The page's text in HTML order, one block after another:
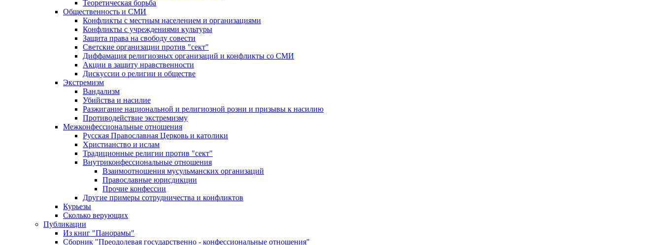
Теоретическая борьба
Общественность и СМИ
Конфликты с местным населением и организациями
Конфликты с учреждениями культуры
Защита права на свободу совести
Светские организации против "сект"
Диффамация религиозных организаций и конфликты со СМИ
Акции в защиту нравственности
Дискуссии о религии и обществе
Экстремизм
Вандализм
Убийства и насилие
Разжигание национальной и религиозной розни и призывы к насилию
Противодействие экстремизму
Межконфессиональные отношения
Русская Православная Церковь и католики
Христианство и ислам
Традиционные религии против "сект"
Внутриконфессиональные отношения
Взаимоотношения мусульманских организаций
Православные юрисдикции
Прочие конфессии
Другие примеры сотрудничества и конфликтов
Курьезы
Сколько верующих
Публикации
Из книг "Панорамы"
Сборник "Преодолевая государственно - конфессиональные отношения"